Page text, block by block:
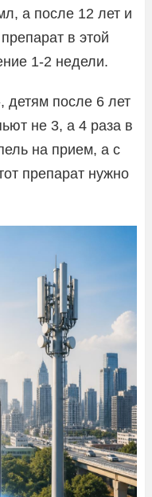
а после 12 лет и
в этой
1-2 недели.
детям после 6 лет
не 3, а 4 раза в
на прием, а с
препарат нужно